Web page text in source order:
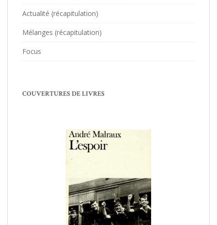
Actualité (récapitulation)
Mélanges (récapitulation)
Focus
COUVERTURES DE LIVRES